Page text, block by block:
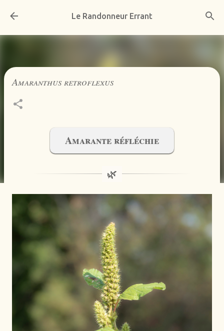
Accéder au contenu principal
Le Randonneur Errant
Amaranthus retroflexus
Amarante réfléchie